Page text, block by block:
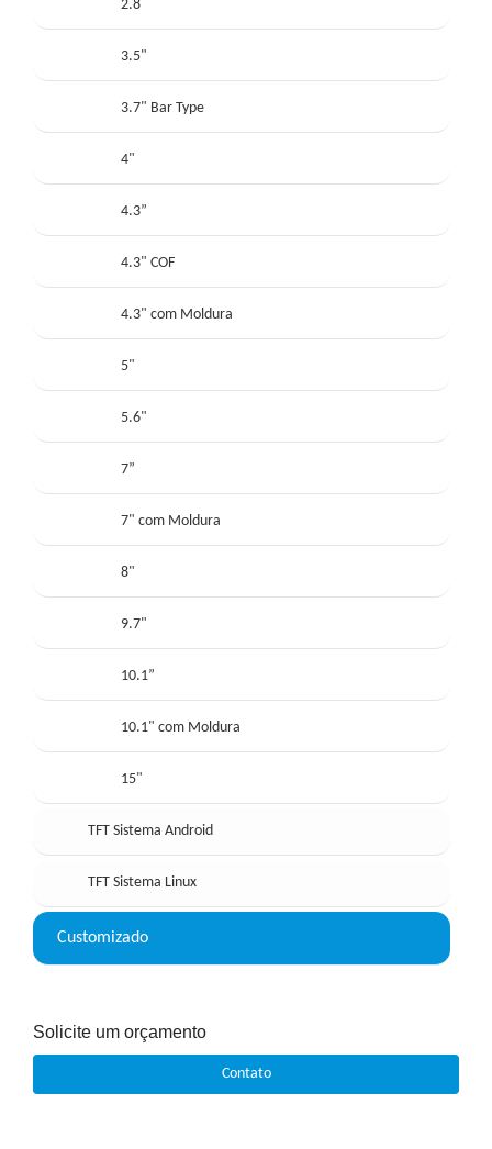
2.8
3.5"
3.7" Bar Type
4"
4.3”
4.3" COF
4.3" com Moldura
5"
5.6"
7”
7" com Moldura
8"
9.7"
10.1”
10.1" com Moldura
15"
TFT Sistema Android
TFT Sistema Linux
Customizado
Solicite um orçamento
Contato